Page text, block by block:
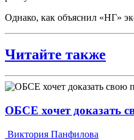
Однако, как объяснил «НГ»
Читайте также
ОБСЕ хочет доказать
Виктория Панфилова